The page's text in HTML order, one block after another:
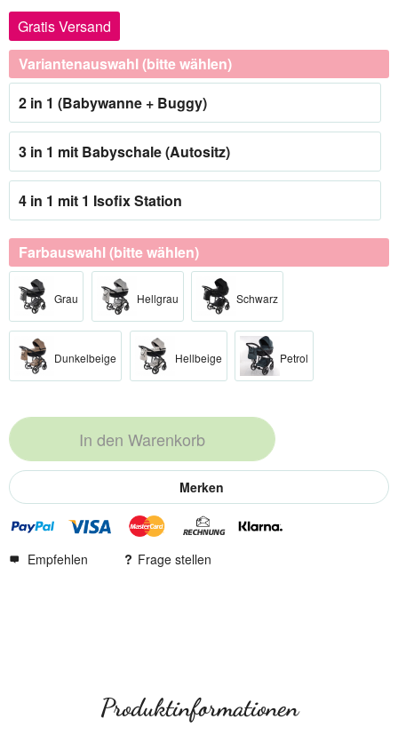
Gratis Versand
Variantenauswahl (bitte wählen)
2 in 1 (Babywanne + Buggy)
3 in 1 mit Babyschale (Autositz)
4 in 1 mit 1 Isofix Station
Farbauswahl (bitte wählen)
Grau Hellgrau Schwarz
Dunkelbeige Hellbeige Petrol
In den Warenkorb
Merken
Empfehlen Frage stellen
Produktinformationen